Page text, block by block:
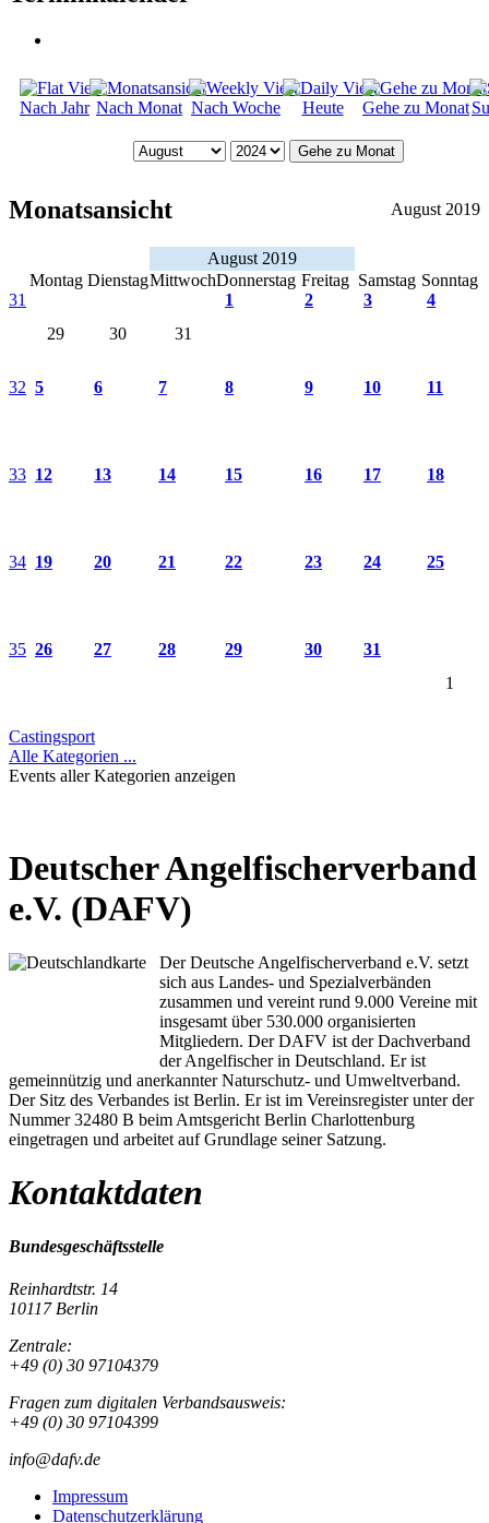
Nach Jahr Nach Monat Nach Woche Heute Gehe zu Monat
Gehe zu Monat
Monatsansicht August 2019
August 2019
Montag DienstagMittwochDonnerstag Freitag Samstag Sonntag
31
29
30 31
1 2 3 4
32 5 6 7 8 9 10 11
33 12 13 14 15 16 17 18
34 19 20 21 22 23 24 25
35 26 27 28 29 30
31
1
Castingsport
Alle Kategorien ...
Events aller Kategorien anzeigen
Deutscher Angelfischerverband
e.V. (DAFV)
Der Deutsche Angelfischerverband e.V. setzt
sich aus Landes- und Spezialverbänden
zusammen und vereint rund 9.000 Vereine mit
insgesamt über 530.000 organisierten
Mitgliedern. Der DAFV ist der Dachverband
der Angelfischer in Deutschland. Er ist
gemeinnützig und anerkannter Naturschutz- und Umweltverband.
Der Sitz des Verbandes ist Berlin. Er ist im Vereinsregister unter der
Nummer 32480 B beim Amtsgericht Berlin Charlottenburg
eingetragen und arbeitet auf Grundlage seiner Satzung.
Kontaktdaten
Bundesgeschäftsstelle
Reinhardtstr. 14
10117 Berlin
Zentrale:
+49 (0) 30 97104379
Fragen zum digitalen Verbandsausweis:
+49 (0) 30 97104399
info@dafv.de
Impressum
Datenschutzerklärung